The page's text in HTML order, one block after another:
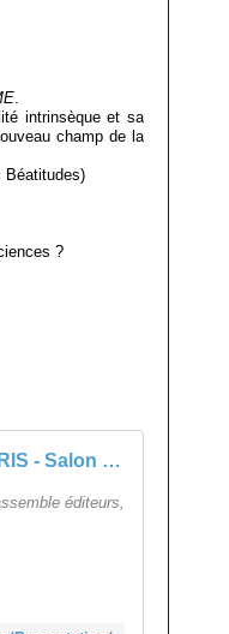
.
intrinsèque et sa
champ de la
Béatitudes)
?
Découvrez LIVRE PARIS - Salon Livre Paris
éditeurs,